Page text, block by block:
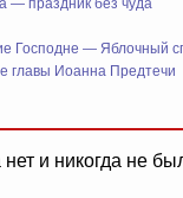
— праздник без чуда
Господне — Яблочный
главы Иоанна Предтечи
нет и никогда не